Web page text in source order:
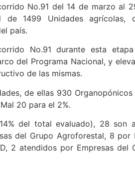
No.91 del 14 de marzo al
1499 Unidades agrícolas,
país.
No.91 durante esta
del Programa Nacional, y
de las mismas.
de ellas 930
20 para el 2%.
del total evaluado), 28 son
del Grupo Agroforestal, 8 por
2 atendidos por Empresas del